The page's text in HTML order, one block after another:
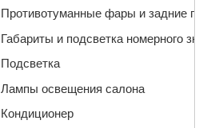
Противотуманные фары и задние
Габариты и подсветка номерного
Подсветка
Лампы освещения салона
Кондиционер